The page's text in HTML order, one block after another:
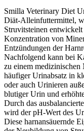
Smilla Veterinary Diet
Diät-Alleinfuttermittel,
Struvitsteinen
Konzentration von
Entzündungen der
Nachfolgend kann bei
zu einem
häufiger Urinabsatz in
oder auch Urinieren
blutiger Urin und
Durch das
wird der pH-Wert des
Diese harnansäuernde